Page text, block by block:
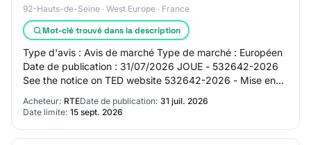
92-Hauts-de-Seine · West Europe · France
Mot-clé trouvé dans la description
Type d'avis : Avis de marché Type de marché : Européen
Date de publication : 31/07/2026 JOUE - 532642-2026
See the notice on TED website 532642-2026 - Mise en
Acheteur: RTEDate de publication: 31 juil. 2026
Date limite: 15 sept. 2026